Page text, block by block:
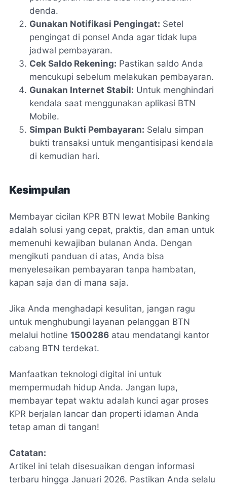
denda.
Gunakan Notifikasi Pengingat: Setel
pengingat di ponsel Anda agar tidak lupa
jadwal pembayaran.
Cek Saldo Rekening: Pastikan saldo Anda
mencukupi sebelum melakukan pembayaran.
Gunakan Internet Stabil: Untuk menghindari
kendala saat menggunakan aplikasi BTN
Mobile.
Simpan Bukti Pembayaran: Selalu simpan
bukti transaksi untuk mengantisipasi kendala
di kemudian hari.
Kesimpulan
Membayar cicilan KPR BTN lewat Mobile Banking
adalah solusi yang cepat, praktis, dan aman untuk
memenuhi kewajiban bulanan Anda. Dengan
mengikuti panduan di atas, Anda bisa
menyelesaikan pembayaran tanpa hambatan,
kapan saja dan di mana saja.
Jika Anda menghadapi kesulitan, jangan ragu
untuk menghubungi layanan pelanggan BTN
melalui hotline 1500286 atau mendatangi kantor
cabang BTN terdekat.
Manfaatkan teknologi digital ini untuk
mempermudah hidup Anda. Jangan lupa,
membayar tepat waktu adalah kunci agar proses
KPR berjalan lancar dan properti idaman Anda
tetap aman di tangan!
Catatan:
Artikel ini telah disesuaikan dengan informasi
terbaru hingga Januari 2026. Pastikan Anda selalu